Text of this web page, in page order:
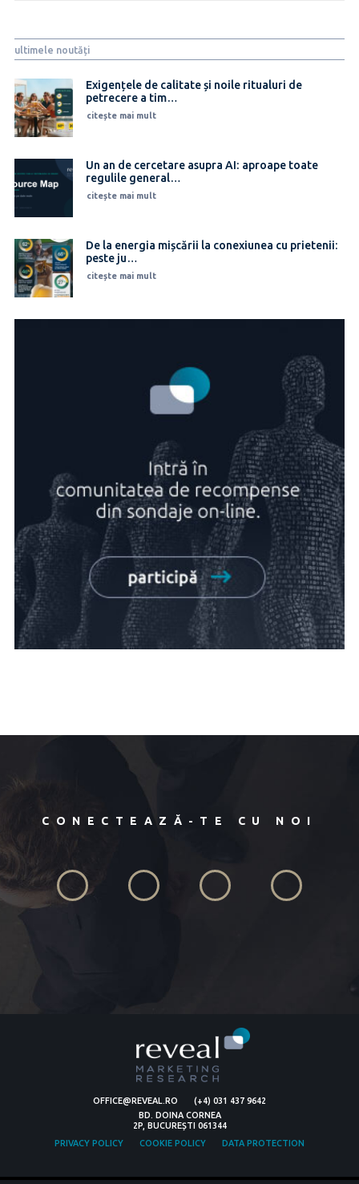
ultimele noutăți
Exigențele de calitate și noile ritualuri de
petrecere a tim…
citește mai mult
Un an de cercetare asupra AI: aproape toate
regulile general…
citește mai mult
De la energia mișcării la conexiunea cu prietenii:
peste ju…
citește mai mult
CONECTEAZĂ-TE CU NOI
OFFICE@REVEAL.RO
(+4) 031 437 9642
BD. DOINA CORNEA
2P, BUCUREȘTI 061344
PRIVACY POLICY
COOKIE POLICY DATA PROTECTION